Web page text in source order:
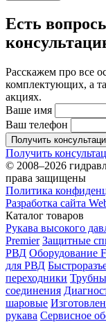
Есть
Расскажем про все
комплектующих, а
акциях.
Ваше имя
Ваш телефон
Получить
Получить
© 2008–2026
права защищены
Политика
Разработка сайта
Каталог товаров
Рукава высокого
Premier Защитные
РВД Оборудование
для РВД
переходники
соединения
шаровые
рукава Сервисное